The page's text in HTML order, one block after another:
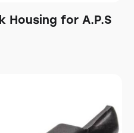
Housing for A.P.S